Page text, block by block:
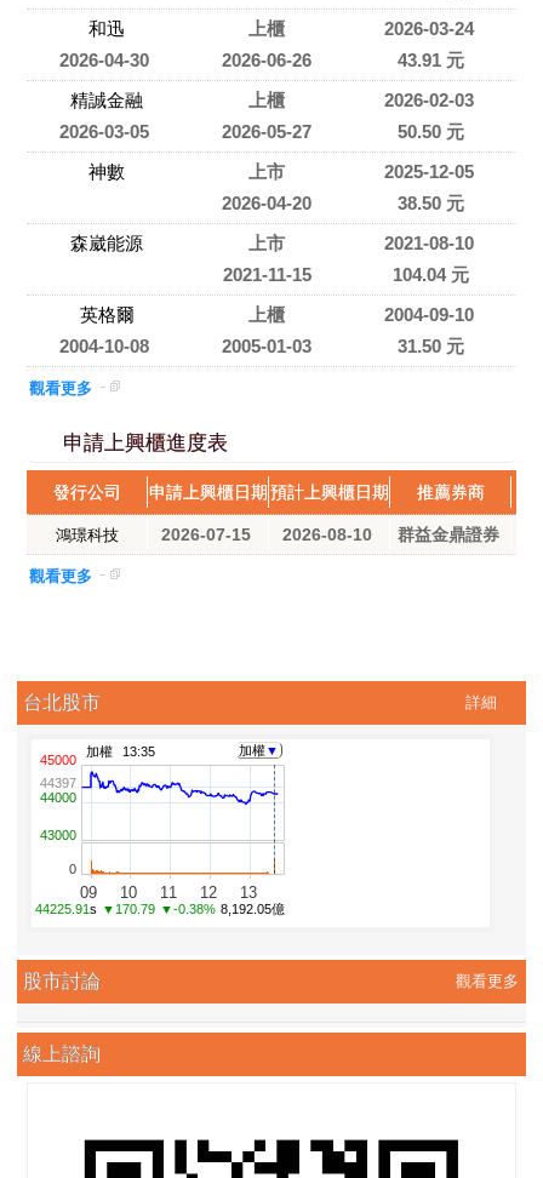
和迅
上櫃
2026-03-24
2026-04-30
2026-06-26
43.91 元
精誠金融
上櫃
2026-02-03
2026-03-05
2026-05-27
50.50 元
神數
上市
2025-12-05
2026-04-20
38.50 元
森崴能源
上市
2021-08-10
2021-11-15
104.04 元
英格爾
上櫃
2004-09-10
2004-10-08
2005-01-03 31.50 元
觀看更多
申請上興櫃進度表
發行公司 申請上興櫃日期預計上興櫃日期 推薦券商
鴻璟科技 2026-07-15 2026-08-10 群益金鼎證券
觀看更多
台北股市 詳細
股市討論 觀看更多
線上諮詢